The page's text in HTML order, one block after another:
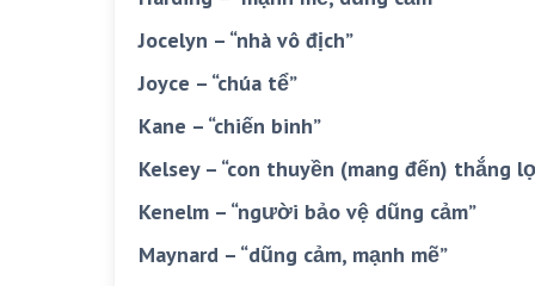
Jocelyn – “nhà vô địch”
Joyce – “chúa tể”
Kane – “chiến binh”
Kelsey – “con thuyền (mang đến) thắng
Kenelm – “người bảo vệ dũng cảm”
Maynard – “dũng cảm, mạnh mẽ”